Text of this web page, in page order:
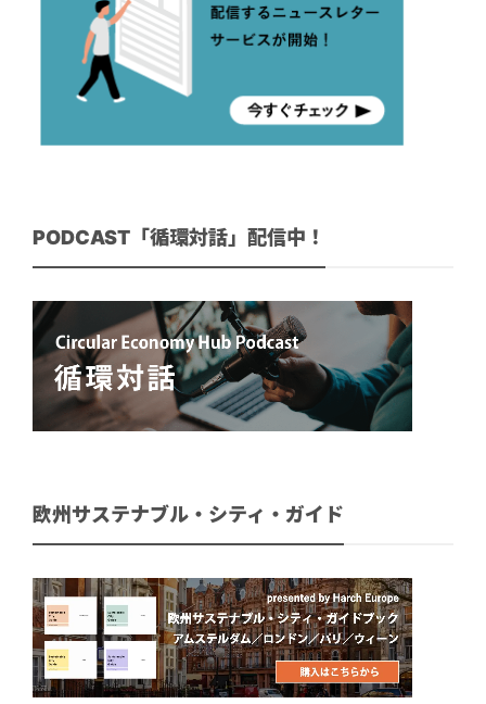
PODCAST「循環対話」配信中！
欧州サステナブル・シティ・ガイド